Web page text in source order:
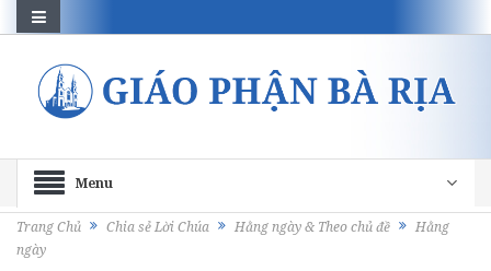
Menu
Trang Chủ Chia sẻ Lời Chúa Hằng ngày & Theo chủ đề
Hằng
ngày